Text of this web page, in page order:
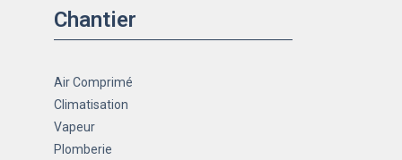
Chantier
Air Comprimé
Climatisation
Vapeur
Plomberie